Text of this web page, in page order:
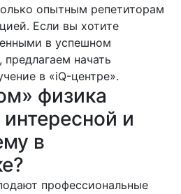
опытным репетиторам
Если вы хотите
в успешном
предлагаем начать
в «iQ-центре».
физика
и
в
профессиональные